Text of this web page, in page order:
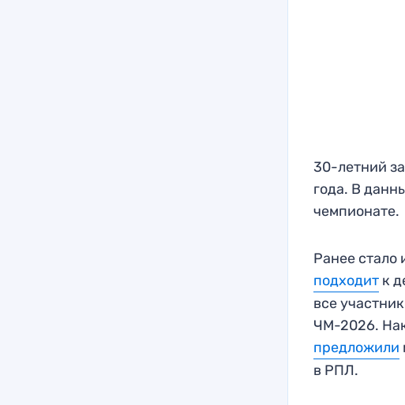
30-летний
года. В
чемпионате.
Ранее стало
подходит к
все
ЧМ-2026.
предложили
в РПЛ.